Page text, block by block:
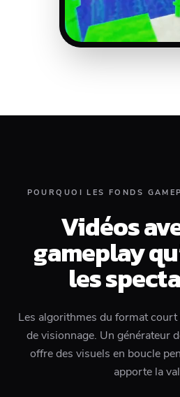
POURQUOI LES FONDS
Vidéos
gameplay
les
Les algorithmes du format
de visionnage. Un générateur
offre des visuels en boucle
apporte la